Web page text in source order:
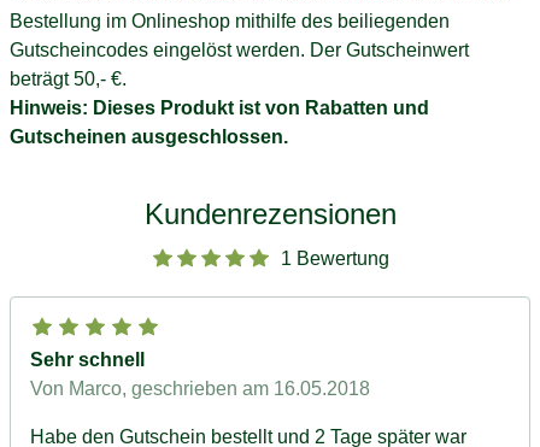
Bestellung im Onlineshop mithilfe des beiliegenden
Gutscheincodes eingelöst werden. Der Gutscheinwert
beträgt 50,- €.
Hinweis: Dieses Produkt ist von Rabatten und
Gutscheinen ausgeschlossen.
Kundenrezensionen
1 Bewertung
Sehr schnell
Von Marco, geschrieben am 16.05.2018
Habe den Gutschein bestellt und 2 Tage später war